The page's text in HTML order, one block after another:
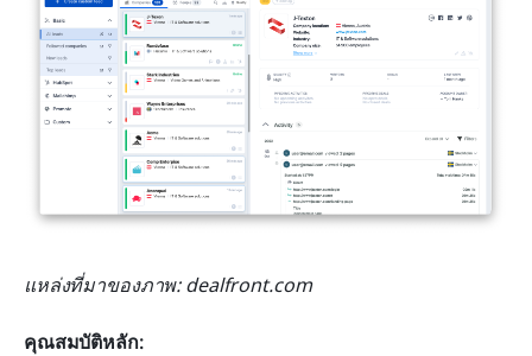
แหล่งที่มาของภาพ: dealfront.com
คุณสมบัติหลัก: